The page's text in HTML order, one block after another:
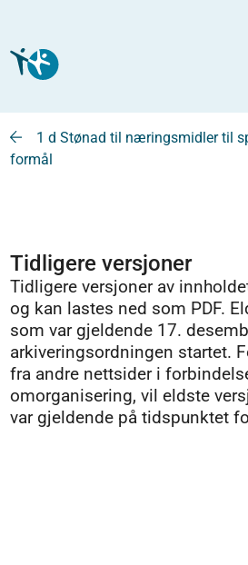
1 d Stønad til næringsmidler til
formål
Tidligere versjoner
Tidligere versjoner av
og kan lastes ned som PDF.
som var gjeldende 17.
arkiveringsordningen startet.
fra andre nettsider i
omorganisering, vil eldste
var gjeldende på tidspunktet